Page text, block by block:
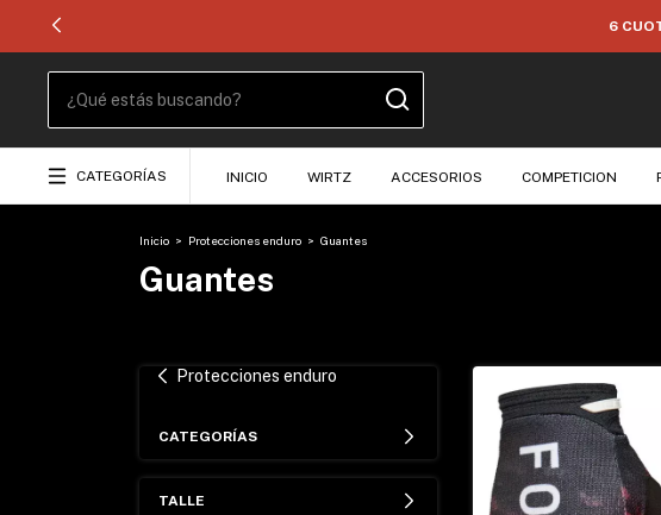
6
CATEGORÍAS INICIO WIRTZ ACCESORIOS COMPETICION
Inicio > Protecciones enduro > Guantes
Guantes
Protecciones enduro
CATEGORÍAS
TALLE